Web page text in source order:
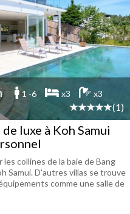
1 -6 x3 x3
(1)
luxe à Koh Samui
collines de la baie de Bang
Samui. D'autres villas se trouve
comme une salle de